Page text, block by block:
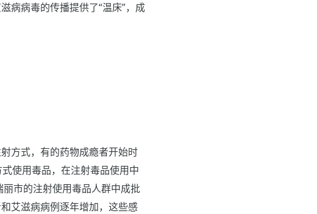
病病毒的传播提供了“温床”，成
方式，有的药物成瘾者开始时
使用毒品，在注射毒品使用中
市的注射使用毒品人群中成批
艾滋病病例逐年增加，这些感